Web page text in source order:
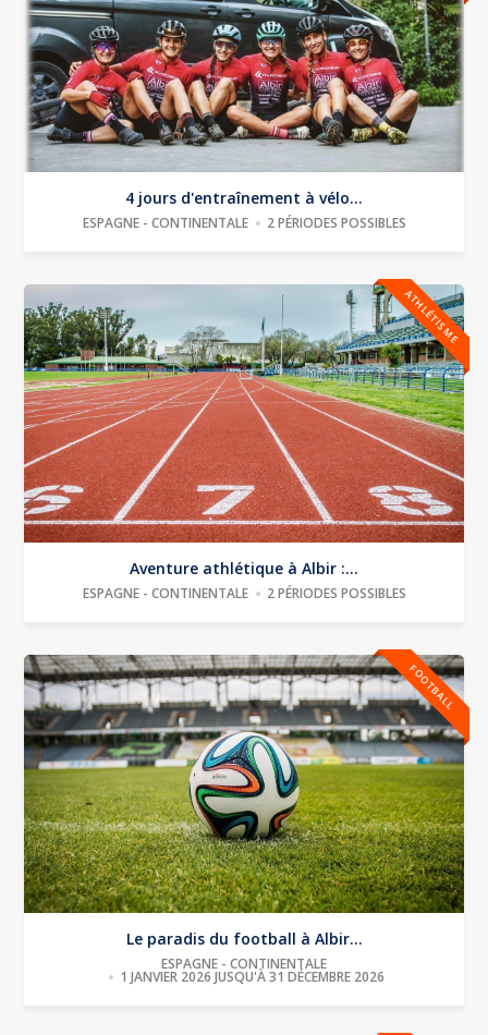
4 jours d'entraînement à vélo...
ESPAGNE - CONTINENTALE 2 PÉRIODES POSSIBLES
ATHLÉTISME
Aventure athlétique à Albir :...
ESPAGNE - CONTINENTALE 2 PÉRIODES POSSIBLES
FOOTBALL
Le paradis du football à Albir...
ESPAGNE - CONTINENTALE
1 JANVIER 2026 JUSQU'À 31 DÉCEMBRE 2026